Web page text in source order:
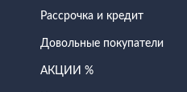
Рассрочка и кредит
Довольные покупатели
АКЦИИ %